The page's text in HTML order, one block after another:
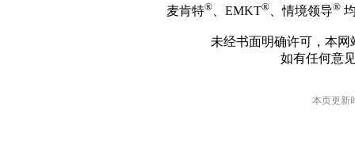
麦肯特® 、EMKT® 、情境领导®
未经书面明确许可，本
如有任何意
本页更新